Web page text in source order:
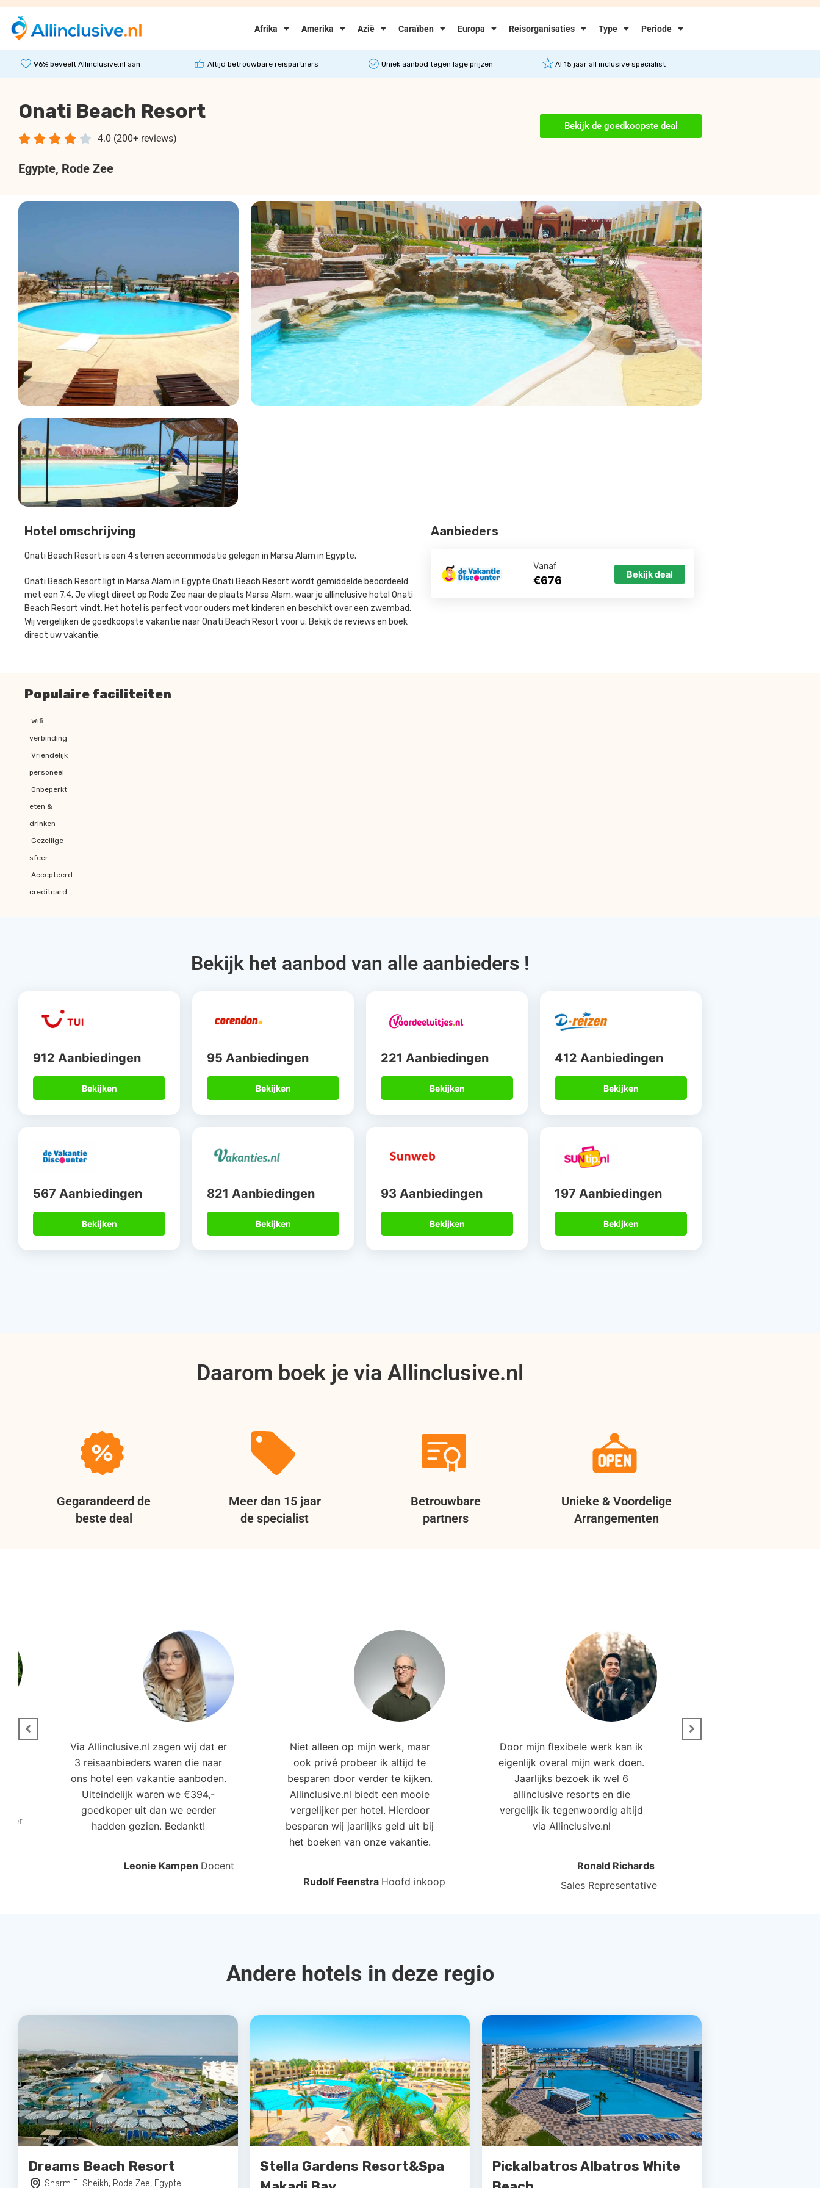
Afrika Amerika Azië Caraïben Europa Reisorganisaties Type Periode
96% beveelt Allinclusive.nl aan Altijd betrouwbare reispartners Uniek aanbod tegen lage prijzen Al 15 jaar all inclusive specialist
Onati Beach Resort
4.0 (200+ reviews)
    
Egypte, Rode Zee
Bekijk de goedkoopste deal
Hotel omschrijving
Onati Beach Resort is een 4 sterren accommodatie gelegen in Marsa Alam in Egypte.
Onati Beach Resort ligt in Marsa Alam in Egypte Onati Beach Resort wordt gemiddelde beoordeeld
met een 7.4. Je vliegt direct op Rode Zee naar de plaats Marsa Alam, waar je allinclusive hotel Onati
Beach Resort vindt. Het hotel is perfect voor ouders met kinderen en beschikt over een zwembad.
Wij vergelijken de goedkoopste vakantie naar Onati Beach Resort voor u. Bekijk de reviews en boek
direct uw vakantie.
Aanbieders
Vanaf
€676 Bekijk deal
Populaire faciliteiten
Wifi
verbinding
Vriendelijk
personeel
Onbeperkt
eten &
drinken
Gezellige
sfeer
Accepteerd
creditcard
Bekijk het aanbod van alle aanbieders !
912 Aanbiedingen
Bekijken
95 Aanbiedingen
Bekijken
221 Aanbiedingen
Bekijken
412 Aanbiedingen
Bekijken
567 Aanbiedingen
Bekijken
821 Aanbiedingen
Bekijken
93 Aanbiedingen
Bekijken
197 Aanbiedingen
Bekijken
Daarom boek je via Allinclusive.nl
Gegarandeerd de
beste deal
Meer dan 15 jaar
de specialist
Betrouwbare
partners
Unieke & Voordelige
Arrangementen
Via Allinclusive.nl zagen wij dat er
3 reisaanbieders waren die naar
ons hotel een vakantie aanboden.
Uiteindelijk waren we €394,-
goedkoper uit dan we eerder
hadden gezien. Bedankt!
Leonie Kampen Docent
Niet alleen op mijn werk, maar
ook privé probeer ik altijd te
besparen door verder te kijken.
Allinclusive.nl biedt een mooie
vergelijker per hotel. Hierdoor
besparen wij jaarlijks geld uit bij
het boeken van onze vakantie.
Rudolf Feenstra Hoofd inkoop
Door mijn flexibele werk kan ik
eigenlijk overal mijn werk doen.
Jaarlijks bezoek ik wel 6
allinclusive resorts en die
vergelijk ik tegenwoordig altijd
via Allinclusive.nl
Ronald Richards
Sales Representative
Andere hotels in deze regio
Dreams Beach Resort
Sharm El Sheikh, Rode Zee, Egypte
Stella Gardens Resort&Spa
Pickalbatros Albatros White